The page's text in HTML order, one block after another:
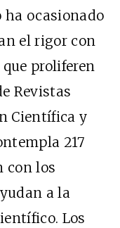
ha ocasionado
el rigor con
proliferen
Revistas
Científica y
217
con los
a la
Los